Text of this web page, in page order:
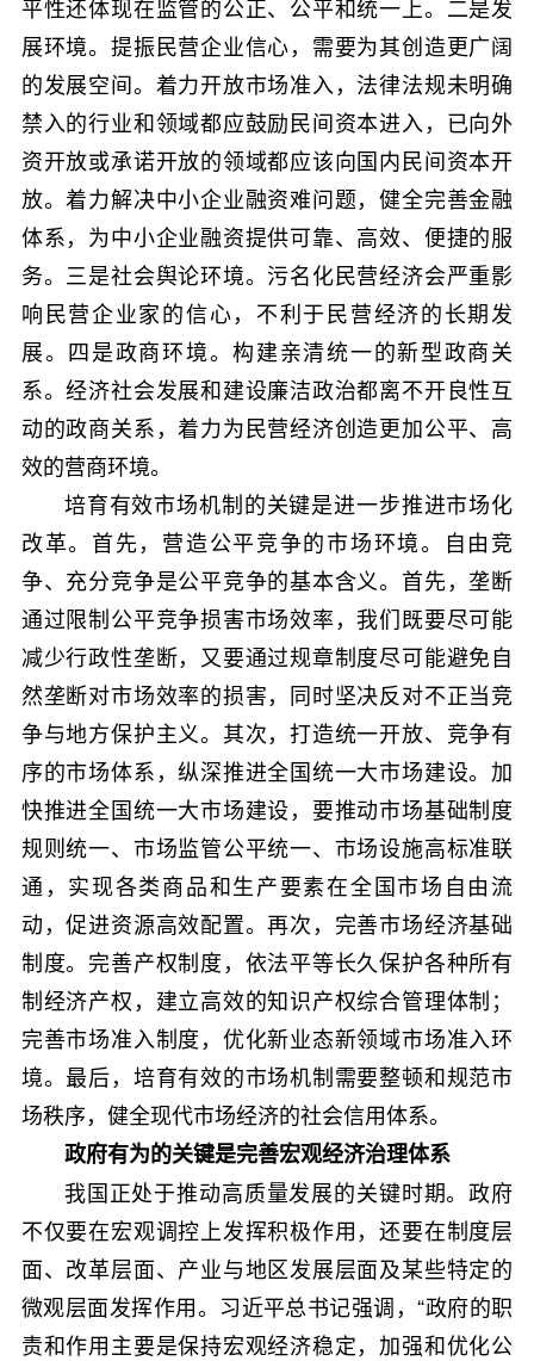
平性还体现在监管的公正、公平和统一上。二是发
展环境。提振民营企业信心，需要为其创造更广阔
的发展空间。着力开放市场准入，法律法规未明确
禁入的行业和领域都应鼓励民间资本进入，已向外
资开放或承诺开放的领域都应该向国内民间资本开
放。着力解决中小企业融资难问题，健全完善金融
体系，为中小企业融资提供可靠、高效、便捷的服
务。三是社会舆论环境。污名化民营经济会严重影
响民营企业家的信心，不利于民营经济的长期发
展。四是政商环境。构建亲清统一的新型政商关
系。经济社会发展和建设廉洁政治都离不开良性互
动的政商关系，着力为民营经济创造更加公平、高
效的营商环境。
培育有效市场机制的关键是进一步推进市场化
改革。首先，营造公平竞争的市场环境。自由竞
争、充分竞争是公平竞争的基本含义。首先，垄断
通过限制公平竞争损害市场效率，我们既要尽可能
减少行政性垄断，又要通过规章制度尽可能避免自
然垄断对市场效率的损害，同时坚决反对不正当竞
争与地方保护主义。其次，打造统一开放、竞争有
序的市场体系，纵深推进全国统一大市场建设。加
快推进全国统一大市场建设，要推动市场基础制度
规则统一、市场监管公平统一、市场设施高标准联
通，实现各类商品和生产要素在全国市场自由流
动，促进资源高效配置。再次，完善市场经济基础
制度。完善产权制度，依法平等长久保护各种所有
制经济产权，建立高效的知识产权综合管理体制；
完善市场准入制度，优化新业态新领域市场准入环
境。最后，培育有效的市场机制需要整顿和规范市
场秩序，健全现代市场经济的社会信用体系。
政府有为的关键是完善宏观经济治理体系
我国正处于推动高质量发展的关键时期。政府
不仅要在宏观调控上发挥积极作用，还要在制度层
面、改革层面、产业与地区发展层面及某些特定的
微观层面发挥作用。习近平总书记强调，“政府的职
责和作用主要是保持宏观经济稳定，加强和优化公